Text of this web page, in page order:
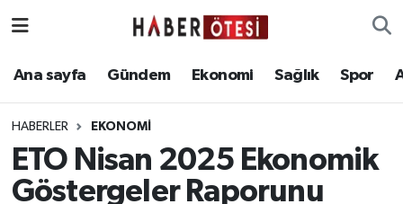
Ana sayfa Gündem Ekonomi Sağlık Spor
HABERLER EKONOMI
ETO Nisan 2025 Ekonomik
Göstergeler Raporunu
Ana sayfa
Ekonomi
Eskişehir Nöbetçi Eczaneler
Eskişehir Namaz Vakitleri